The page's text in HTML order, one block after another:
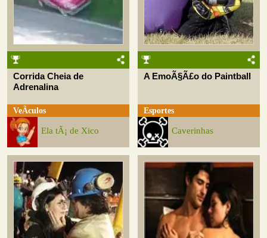
Corrida Cheia de
Adrenalina
VeÃ­culos
Ela tÃ¡ de Xico
A EmoÃ§Ã£o do Paintball
Esportes
Caverinhas